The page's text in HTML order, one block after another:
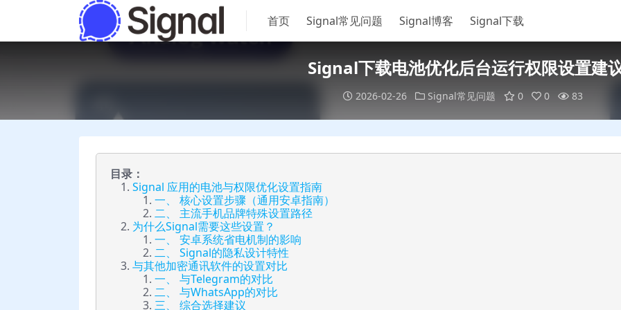
首页 Signal常见问题 Signal博客 Signal下载
Signal下载电池优化后台运行权限设置建
2026-02-26 Signal常见问题 0 0 83
目录：
Signal 应用的电池与权限优化设置指南
一、 核心设置步骤（通用安卓指南）
二、 主流手机品牌特殊设置路径
为什么Signal需要这些设置？
一、 安卓系统省电机制的影响
二、 Signal的隐私设计特性
与其他加密通讯软件的设置对比
一、 与Telegram的对比
二、 与WhatsApp的对比
三、 综合选择建议